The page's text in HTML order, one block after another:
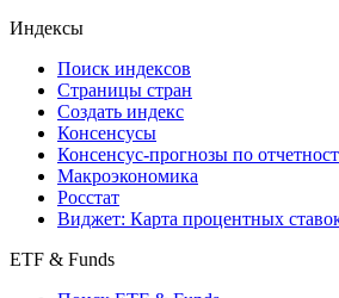
Индексы
Поиск индексов
Страницы стран
Создать индекс
Консенсусы
Консенсус-прогнозы по
Макроэкономика
Росстат
Виджет: Карта процентных
ETF & Funds